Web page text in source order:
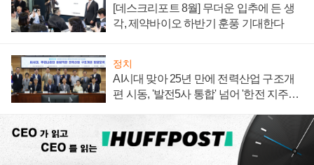
[데스크리포트 8월] 무더운 입추에 든 생
각, 제약바이오 하반기 훈풍 기대한다
정치
AI시대 맞아 25년 만에 전력산업 구조개
편 시동, '발전5사 통합' 넘어 '한전 지주사'